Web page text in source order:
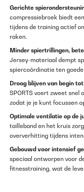
Gerichte
compressiebroek biedt
tijdens de training actief
raken.
Minder spiertrillingen,
Jersey-materiaal dempt
spiercoördinatie ten
Droog blijven van begin
SPORTS voert zweet snel
zodat je je kunt focussen
Optimale ventilatie op de
tailleband en het kruis
oververhitting tijdens
Gebouwd voor intensief
speciaal ontworpen voor
fitnesstraining, wat de